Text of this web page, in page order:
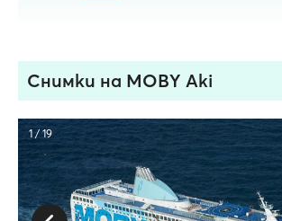
Снимки на MOBY Aki
1 / 19